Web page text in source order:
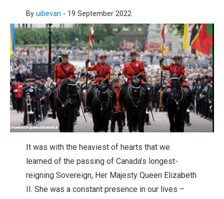
By uibevan - 19 September 2022
It was with the heaviest of hearts that we
learned of the passing of Canada’s longest-
reigning Sovereign, Her Majesty Queen Elizabeth
II. She was a constant presence in our lives –